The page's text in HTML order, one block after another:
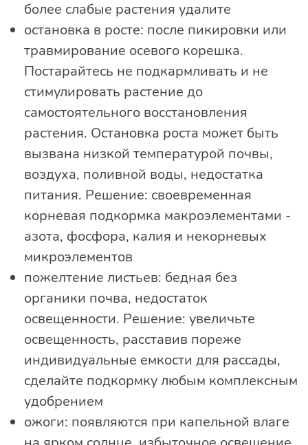
более слабые растения удалите
остановка в росте: после пикировки или
травмирование осевого корешка.
Постарайтесь не подкармливать и не
стимулировать растение до
самостоятельного восстановления
растения. Остановка роста может быть
вызвана низкой температурой почвы,
воздуха, поливной воды, недостатка
питания. Решение: своевременная
корневая подкормка макроэлементами -
азота, фосфора, калия и некорневых
микроэлементов
пожелтение листьев: бедная без
органики почва, недостаток
освещенности. Решение: увеличьте
освещенность, расставив пореже
индивидуальные емкости для рассады,
сделайте подкормку любым комплексным
удобрением
ожоги: появляются при капельной влаге